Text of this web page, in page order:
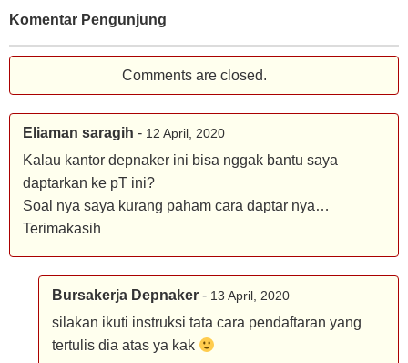
Komentar Pengunjung
Comments are closed.
Eliaman saragih - 12 April, 2020
Kalau kantor depnaker ini bisa nggak bantu saya
daptarkan ke pT ini?
Soal nya saya kurang paham cara daptar nya…
Terimakasih
Bursakerja Depnaker - 13 April, 2020
silakan ikuti instruksi tata cara pendaftaran yang
tertulis dia atas ya kak